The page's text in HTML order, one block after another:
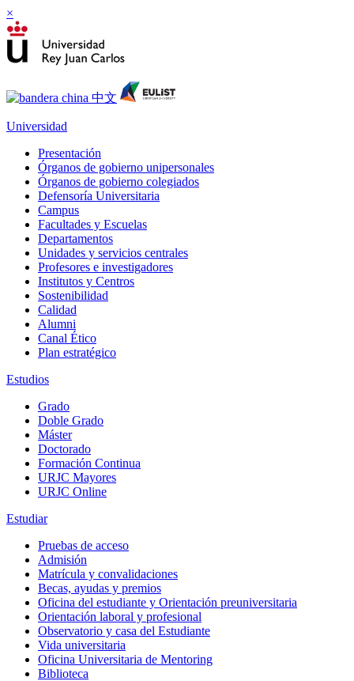
×
Universidad
Presentación
Órganos de gobierno unipersonales
Órganos de gobierno colegiados
Defensoría Universitaria
Campus
Facultades y Escuelas
Departamentos
Unidades y servicios centrales
Profesores e investigadores
Institutos y Centros
Sostenibilidad
Calidad
Alumni
Canal Ético
Plan estratégico
Estudios
Grado
Doble Grado
Máster
Doctorado
Formación Continua
URJC Mayores
URJC Online
Estudiar
Pruebas de acceso
Admisión
Matrícula y convalidaciones
Becas, ayudas y premios
Oficina del estudiante y Orientación preuniversitaria
Orientación laboral y profesional
Observatorio y casa del Estudiante
Vida universitaria
Oficina Universitaria de Mentoring
Biblioteca